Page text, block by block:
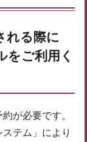
れる際に
をご利用く
が必要です。
テム」により